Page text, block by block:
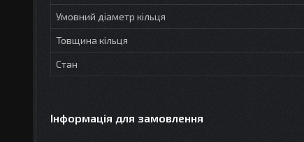
Умовний діаметр кільця
Товщина кільця
Стан
Інформація для замовлення